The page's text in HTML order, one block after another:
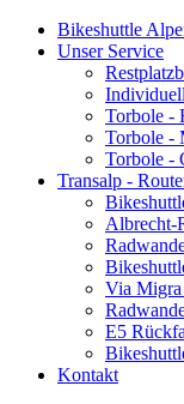
Bikeshuttle
Unser Service
Torbole -
Torbole -
Torbole -
Transalp -
Albrecht-
Via Migra
E5
Kontakt